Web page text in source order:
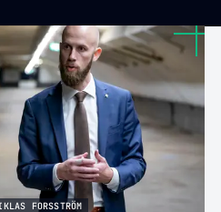
FORSSTRÖM